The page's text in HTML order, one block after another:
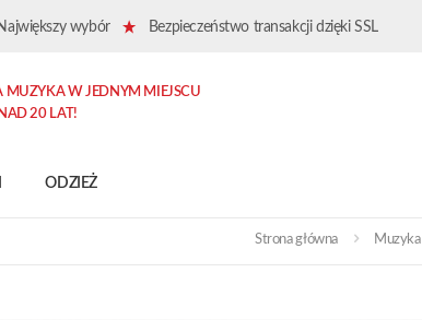
wybór Bezpieczeństwo transakcji dzięki SSL
ODZIEŻ
MUZYKA W JEDNYM MIEJSCU
20 LAT!
Strona główna Muzyka